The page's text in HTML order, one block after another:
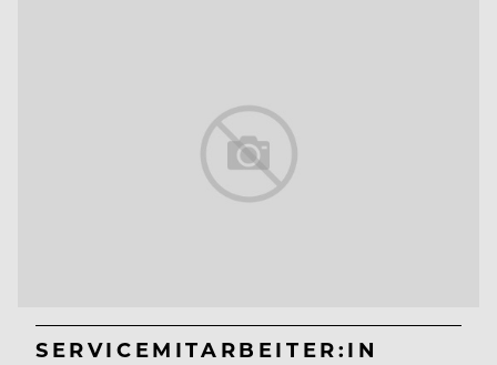
SERVICEMITARBEITER:IN